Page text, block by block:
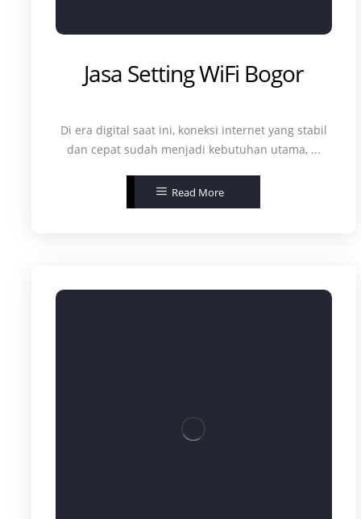
Jasa Setting WiFi Bogor
Di era digital saat ini, koneksi internet yang stabil
dan cepat sudah menjadi kebutuhan utama, ...
Read More